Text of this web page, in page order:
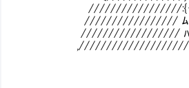
/////////////////:{－ﾘ
///////////////// ﾑ
////////////////// ﾊ
,////////////////////